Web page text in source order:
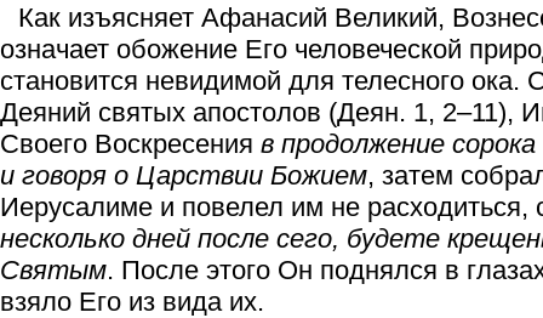
Как изъясняет Афанасий Великий,
означает обожение Его человеческой
становится невидимой для телесного ока.
Деяний святых апостолов (Деян. 1, 2–11),
Своего Воскресения в продолжение
и говоря о Царствии Божием, затем
Иерусалиме и повелел им не расходиться,
несколько дней после сего, будете
Святым. После этого Он поднялся в
взяло Его из вида их.